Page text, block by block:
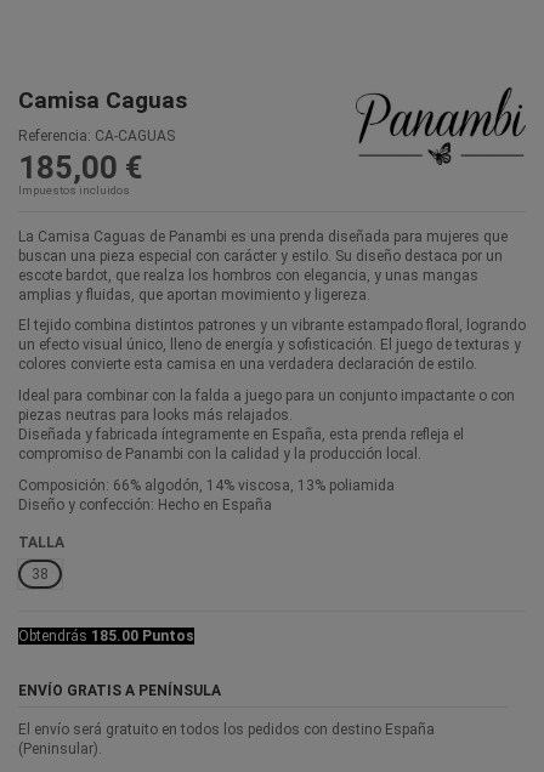
Camisa Caguas
Referencia: CA-CAGUAS
185,00 €
Impuestos incluidos
La Camisa Caguas de Panambi es una prenda diseñada para mujeres que
buscan una pieza especial con carácter y estilo. Su diseño destaca por un
escote bardot, que realza los hombros con elegancia, y unas mangas
amplias y fluidas, que aportan movimiento y ligereza.
El tejido combina distintos patrones y un vibrante estampado floral, logrando
un efecto visual único, lleno de energía y sofisticación. El juego de texturas y
colores convierte esta camisa en una verdadera declaración de estilo.
Ideal para combinar con la falda a juego para un conjunto impactante o con
piezas neutras para looks más relajados.
Diseñada y fabricada íntegramente en España, esta prenda refleja el
compromiso de Panambi con la calidad y la producción local.
Composición: 66% algodón, 14% viscosa, 13% poliamida
Diseño y confección: Hecho en España
TALLA
38
Obtendrás 185.00 Puntos
ENVÍO GRATIS A PENÍNSULA
El envío será gratuito en todos los pedidos con destino España
(Peninsular).